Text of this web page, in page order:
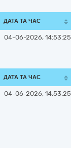
ДАТА ТА ЧАС
04-06-2026, 14:53:25
ДАТА ТА ЧАС
04-06-2026, 14:53:25